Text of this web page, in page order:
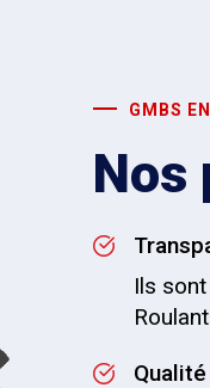
GMBS
Nos
Ils